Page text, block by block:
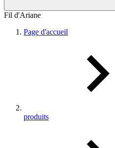
Fil d'Ariane
Page d'accueil
produits